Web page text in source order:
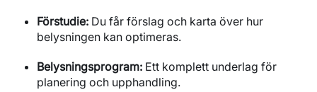
Förstudie: Du får förslag och karta över hur
belysningen kan optimeras.
Belysningsprogram: Ett komplett underlag för
planering och upphandling.